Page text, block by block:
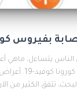
بفيروس
الناس يتساءل، ماهي
أعراض الإصابة بفيروس
تتفق الكثير من